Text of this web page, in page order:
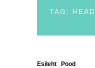
TAG:
Esileht Pood